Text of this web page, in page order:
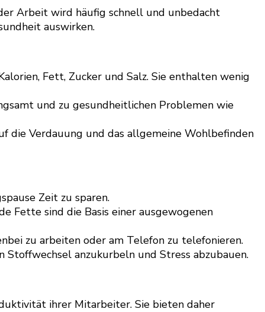
Arbeit wird häufig schnell und unbedacht
auswirken.
Fett, Zucker und Salz. Sie enthalten wenig
und zu gesundheitlichen Problemen wie
die Verdauung und das allgemeine Wohlbefinden
Zeit zu sparen.
Fette sind die Basis einer ausgewogenen
zu arbeiten oder am Telefon zu telefonieren.
anzukurbeln und Stress abzubauen.
ihrer Mitarbeiter. Sie bieten daher